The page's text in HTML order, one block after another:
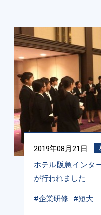
2019年08月21日
ホテル阪急インタ
が行われました
#企業研修 #短大